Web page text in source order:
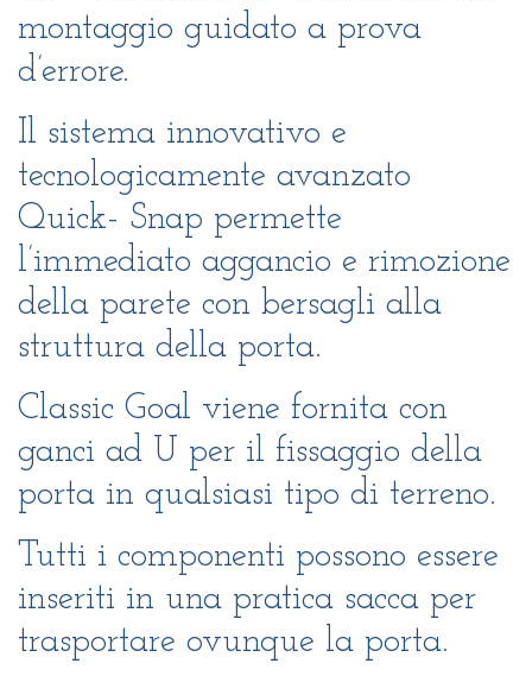
montaggio guidato a prova
d’errore.
Il sistema innovativo e
tecnologicamente avanzato
Quick- Snap permette
l’immediato aggancio e rimozione
della parete con bersagli alla
struttura della porta.
Classic Goal viene fornita con
ganci ad U per il fissaggio della
porta in qualsiasi tipo di terreno.
Tutti i componenti possono essere
inseriti in una pratica sacca per
trasportare ovunque la porta.